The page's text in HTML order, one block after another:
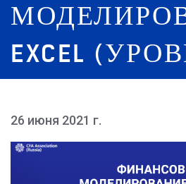
EXCEL
26 июня 2021 г.